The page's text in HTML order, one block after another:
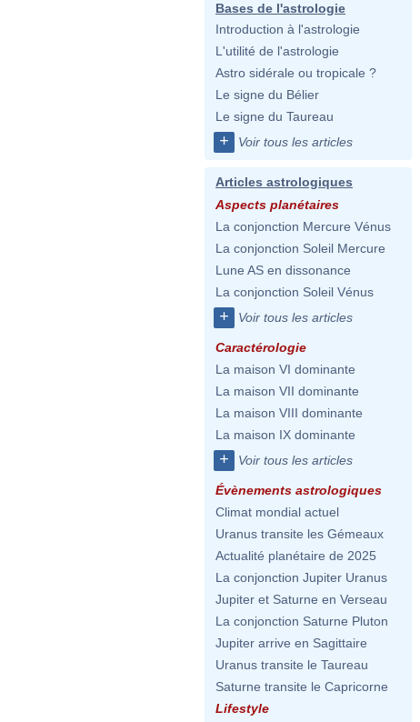
Bases de l'astrologie
Introduction à l'astrologie
L'utilité de l'astrologie
Astro sidérale ou tropicale ?
Le signe du Bélier
Le signe du Taureau
+ Voir tous les articles
Articles astrologiques
Aspects planétaires
La conjonction Mercure Vénus
La conjonction Soleil Mercure
Lune AS en dissonance
La conjonction Soleil Vénus
+ Voir tous les articles
Caractérologie
La maison VI dominante
La maison VII dominante
La maison VIII dominante
La maison IX dominante
+ Voir tous les articles
Évènements astrologiques
Climat mondial actuel
Uranus transite les Gémeaux
Actualité planétaire de 2025
La conjonction Jupiter Uranus
Jupiter et Saturne en Verseau
La conjonction Saturne Pluton
Jupiter arrive en Sagittaire
Uranus transite le Taureau
Saturne transite le Capricorne
Lifestyle